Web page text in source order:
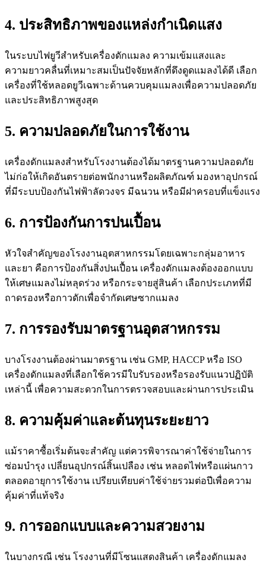
4. ประสิทธิภาพของแหล่งกำเนิดแสง
ในระบบไฟยูวีสำหรับเครื่องดักแมลง ความเข้มแสงและ
ความยาวคลื่นที่เหมาะสมเป็นปัจจัยหลักที่ดึงดูดแมลงได้ดี เลือก
เครื่องที่ใช้หลอดยูวีเฉพาะด้านควบคุมแมลงเพื่อความปลอดภัย
และประสิทธิภาพสูงสุด
5. ความปลอดภัยในการใช้งาน
เครื่องดักแมลงสำหรับโรงงานต้องได้มาตรฐานความปลอดภัย
ไม่ก่อให้เกิดอันตรายต่อพนักงานหรือผลิตภัณฑ์ มองหาอุปกรณ์
ที่มีระบบป้องกันไฟฟ้าลัดวงจร มีฉนวน หรือมีฝาครอบที่แข็งแรง
6. การป้องกันการปนเปื้อน
หัวใจสำคัญของโรงงานอุตสาหกรรมโดยเฉพาะกลุ่มอาหาร
และยา คือการป้องกันสิ่งปนเปื้อน เครื่องดักแมลงต้องออกแบบ
ให้เศษแมลงไม่หลุดร่วง หรือกระจายสู่สินค้า เลือกประเภทที่มี
ถาดรองหรือกาวดักเพื่อจำกัดเศษซากแมลง
7. การรองรับมาตรฐานอุตสาหกรรม
บางโรงงานต้องผ่านมาตรฐาน เช่น GMP, HACCP หรือ ISO
เครื่องดักแมลงที่เลือกใช้ควรมีใบรับรองหรือรองรับแนวปฏิบัติ
เหล่านี้ เพื่อความสะดวกในการตรวจสอบและผ่านการประเมิน
8. ความคุ้มค่าและต้นทุนระยะยาว
แม้ราคาซื้อเริ่มต้นจะสำคัญ แต่ควรพิจารณาค่าใช้จ่ายในการ
ซ่อมบำรุง เปลี่ยนอุปกรณ์สิ้นเปลือง เช่น หลอดไฟหรือแผ่นกาว
ตลอดอายุการใช้งาน เปรียบเทียบค่าใช้จ่ายรวมต่อปีเพื่อความ
คุ้มค่าที่แท้จริง
9. การออกแบบและความสวยงาม
ในบางกรณี เช่น โรงงานที่มีโซนแสดงสินค้า เครื่องดักแมลง